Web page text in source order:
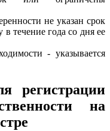
не указан срок
в течение года со дня ее
- указывается
регистрации
на